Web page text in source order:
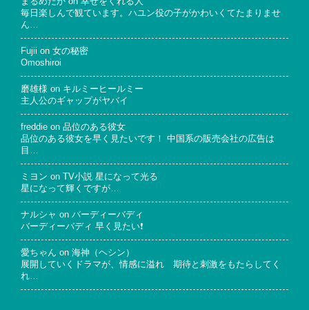
毎日楽しんで観ています。ハユン役の子がかわいくてたまりませ
ん…
Fujii on 女の秘密
Omoshiroi
磨雄様 on キルミーヒールミー
主人公のギャップがヤバイ
freddie on 品位のある彼女
品位のある彼女を早く見たいです！ 中国系の販売会社の広告は
目…
ミヨン on
TV小説 星になって光る
星になって輝くですが…
ナルシャ on バーディーバディ
バーディーバディ 早く見たい❗
愛ちゃん on 海神（ヘシン）
展開していくドラマが、情感に溢れ 期待と刺激をもたらしてく
れ…